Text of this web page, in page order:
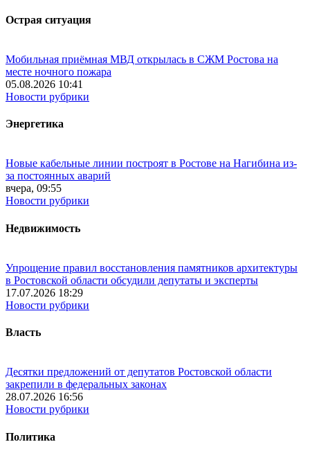
Острая ситуация
Мобильная приёмная МВД открылась в СЖМ Ростова на
месте ночного пожара
05.08.2026 10:41
Новости рубрики
Энергетика
Новые кабельные линии построят в Ростове на Нагибина из-
за постоянных аварий
вчера, 09:55
Новости рубрики
Недвижимость
Упрощение правил восстановления памятников архитектуры
в Ростовской области обсудили депутаты и эксперты
17.07.2026 18:29
Новости рубрики
Власть
Десятки предложений от депутатов Ростовской области
закрепили в федеральных законах
28.07.2026 16:56
Новости рубрики
Политика